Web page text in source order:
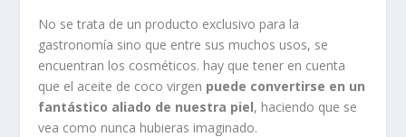
No se trata de un producto exclusivo para la
gastronomía sino que entre sus muchos usos, se
encuentran los cosméticos. hay que tener en cuenta
que el aceite de coco virgen puede convertirse en un
fantástico aliado de nuestra piel, haciendo que se
vea como nunca hubieras imaginado.